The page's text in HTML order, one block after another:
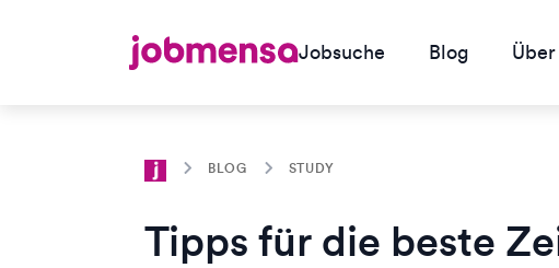
Jobsuche Blog
BLOG STUDY
Tipps für die beste